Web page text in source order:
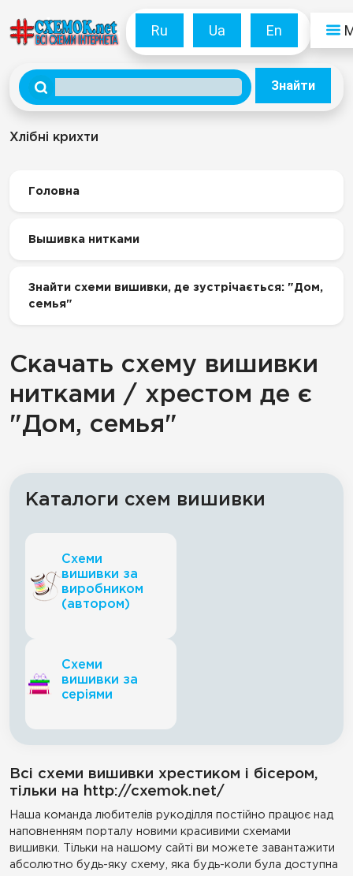
Ru Ua En
Знайти
Хлібні крихти
Головна
Вышивка нитками
Знайти схеми вишивки, де зустрічається: "Дом,
семья"
Скачать схему вишивки
нитками / хрестом де є
"Дом, семья"
Каталоги схем вишивки
Схеми
вишивки за
виробником
(автором)
Схеми
вишивки за
серіями
Всі схеми вишивки хрестиком і бісером,
тільки на http://cxemok.net/
Наша команда любителів рукоділля постійно працює над
наповненням порталу новими красивими схемами
вишивки. Тільки на нашому сайті ви можете завантажити
абсолютно будь-яку схему, яка будь-коли була доступна